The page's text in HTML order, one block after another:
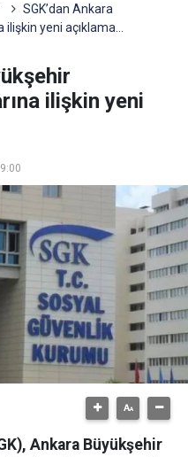
SGK’dan Ankara
yeni açıklama…
ilişkin yeni
Ankara Büyükşehir